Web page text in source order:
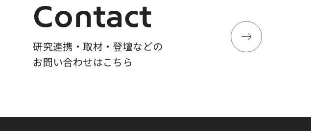
Contact
研究連携・取材・登壇などの
お問い合わせはこちら